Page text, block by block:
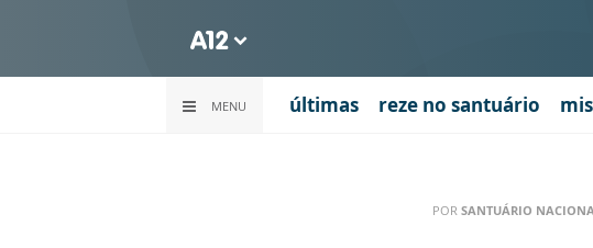
MENU últimas reze no santuário
POR SANTUÁRIO